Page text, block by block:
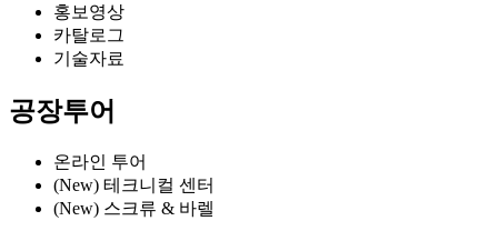
홍보영상
카탈로그
기술자료
공장투어
온라인 투어
(New) 테크니컬 센터
(New) 스크류 & 바렐